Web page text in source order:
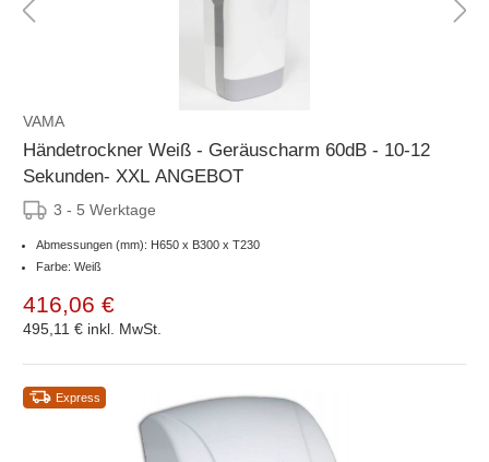
VAMA
Händetrockner Weiß - Geräuscharm 60dB - 10-12
Sekunden- XXL ANGEBOT
3 - 5 Werktage
Abmessungen (mm): H650 x B300 x T230
Farbe: Weiß
416,06 €
495,11 € inkl. MwSt.
Express